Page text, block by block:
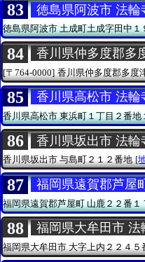
83 徳島県阿波市 法輪
徳島県阿波市土成町土成字田中１
84 香川県仲多度郡多
[〒764-0000] 香川県仲多度郡多度
85 香川県高松市 法輪
香川県高松市東浜町１丁目２番地
86 香川県坂出市 法輪
香川県坂出市与島町２１２番地 [
87 福岡県遠賀郡芦屋
福岡県遠賀郡芦屋町山鹿２２番１
88 福岡県大牟田市 法
福岡県大牟田市 大字上内２２４５